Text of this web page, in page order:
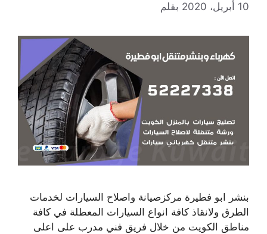
10 أبريل، 2020 بقلم
بنشر ابو فطيرة مركزصيانة واصلاح السيارات لخدمات
الطرق ولانقاذ كافة انواع السيارات المعطلة في كافة
مناطق الكويت من خلال فريق فني مدرب على اعلى